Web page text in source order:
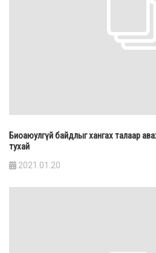
Биоаюулгүй байдлыг хангах талаар
тухай
2021.01.20